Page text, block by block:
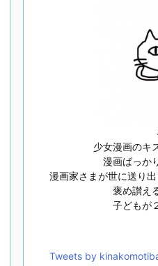
少女漫画のキ
漫画ばっか
漫画家さまが世に送り
褒め讃え
子どもが
Tweets by